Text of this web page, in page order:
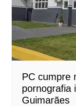
PC cumpre
pornografia
Guimarães